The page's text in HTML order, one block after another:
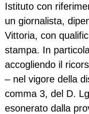
Istituto con
un giornalista,
Vittoria, con
stampa. In
accogliendo il
– nel vigore della
comma 3, del D.
esonerato dalla